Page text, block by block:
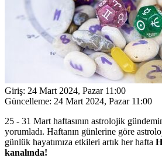
Giriş: 24 Mart 2024, Pazar 11:00
Güncelleme: 24 Mart 2024, Pazar 11:00
25 - 31 Mart haftasının astrolojik
yorumladı. Haftanın günlerine göre
günlük hayatımıza etkileri artık her hafta
kanalında!